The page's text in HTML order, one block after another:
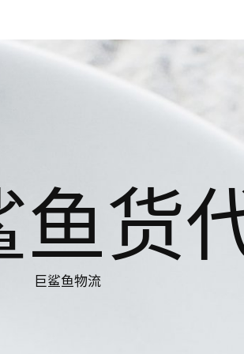
鱼货
巨鲨鱼物流